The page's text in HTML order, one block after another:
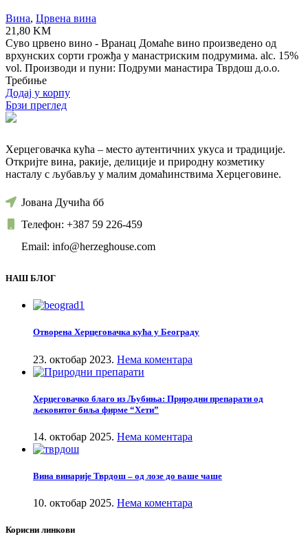
Вина, Црвена вина
21,80 KM
Суво црвено вино - Вранац Домаће вино произведено од
врхунских сорти грожђа у манастриским подрумима. alc. 15%
vol. Производи и пуни: Подруми манастира Тврдош д.о.о.
Требиње
Додај у корпу
Брзи преглед
Херцеговачка кућа – место аутентичних укуса и традиције.
Откријте вина, ракије, делиције и природну козметику
насталу с љубављу у малим домаћинствима Херцеговине.
Јована Дучића бб
Телефон: +387 59 226-459
Email: info@herzeghouse.com
НАШ БЛОГ
Отворена Херцеговачка кућа у Београду
23. октобар 2023. Нема коментара
Херцеговачко благо из Љубиња: Природни препарати од
љековитог биља фирме “Хети”
14. октобар 2025. Нема коментара
Вина винарије Тврдош – од лозе до ваше чаше
10. октобар 2025. Нема коментара
Корисни линкови